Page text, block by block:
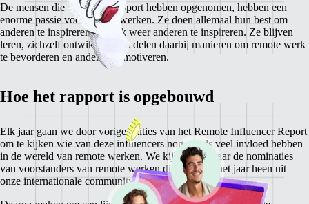
De mensen die we in ons rapport hebben opgenomen, hebben een
enorme passie voor remote werken. Ze doen allemaal hun best om
anderen te inspireren om ook weer anderen te inspireren. Ze blijven
leren, zichzelf ontwikkelen en delen daarbij manieren om remote werk
te bevorderen en anderen te motiveren.
Hoe het rapport is opgebouwd
Elk jaar gaan we door vorige edities van het Remote Influencer Report
om te kijken wie van deze influencers nog steeds veel invloed hebben
in de wereld van remote werken. We kijken ook naar de nominaties
van voorstanders van remote werken die we door het jaar heen uit
onze internationale community hebben ontvangen.